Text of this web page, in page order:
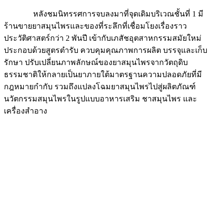
หลังชมนิทรรศการจบลงมาที่จุดเดิมบริเวณชั้นที่ 1 มี
ร้านขายยาสมุนไพรและของที่ระลึกที่เชื่อมโยงเรื่องราว
ประวัติศาสตร์กว่า 2 พันปี เข้ากับเภสัชอุตสาหกรรมสมัยใหม่
ประกอบด้วยสูตรตำรับ ควบคุมคุณภาพการผลิต บรรจุและเก็บ
รักษา ปรับเปลี่ยนภาพลักษณ์ของยาสมุนไพรจากวัตถุดิบ
ธรรมชาติให้กลายเป็นยาภายใต้มาตรฐานความปลอดภัยที่มี
กฎหมายกำกับ รวมถึงแปลงโฉมยาสมุนไพรไปสู่ผลิตภัณฑ์
นวัตกรรมสมุนไพรในรูปแบบอาหารเสริม ชาสมุนไพร และ
เครื่องสำอาง